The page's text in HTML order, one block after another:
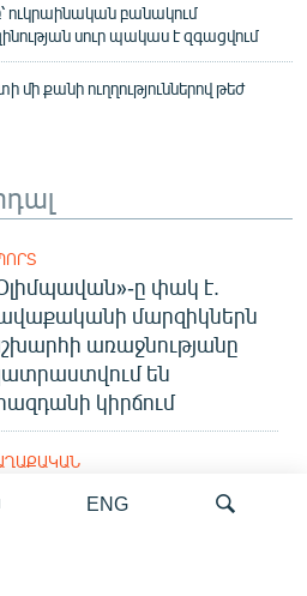
ENG
ուկրաինական բանակում
սուր պակաս է զգացվում
քանի ուղղություններով թեժ
ը փակ է.
մարզիկներն
առաջնությանը
են
կիրճում
թեկնածուի